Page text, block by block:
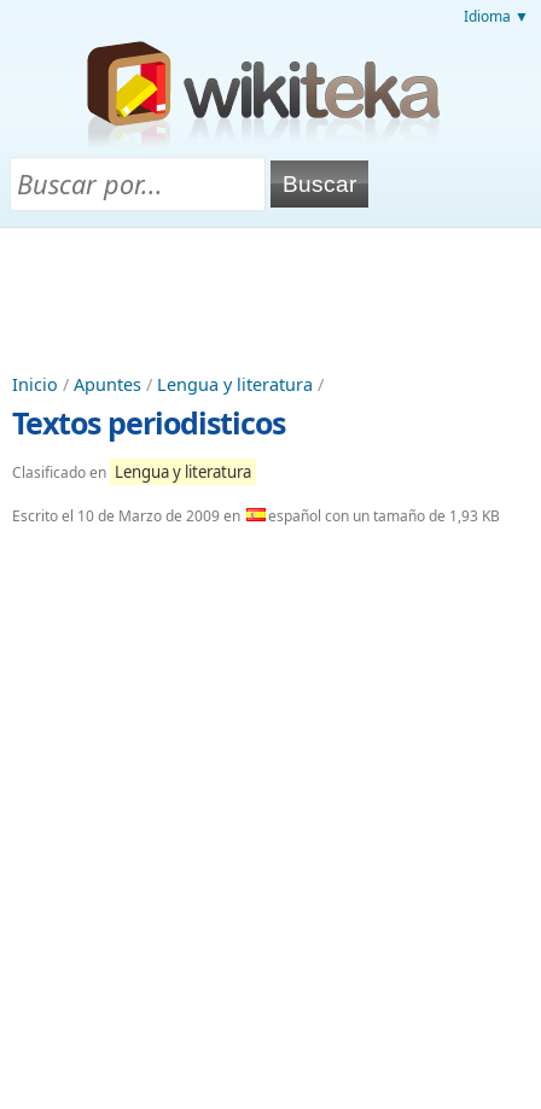
Idioma ▼
Inicio / Apuntes / Lengua y literatura /
Textos periodisticos
Clasificado en Lengua y literatura
Escrito el 10 de Marzo de 2009en español con un tamaño de 1,93 KB